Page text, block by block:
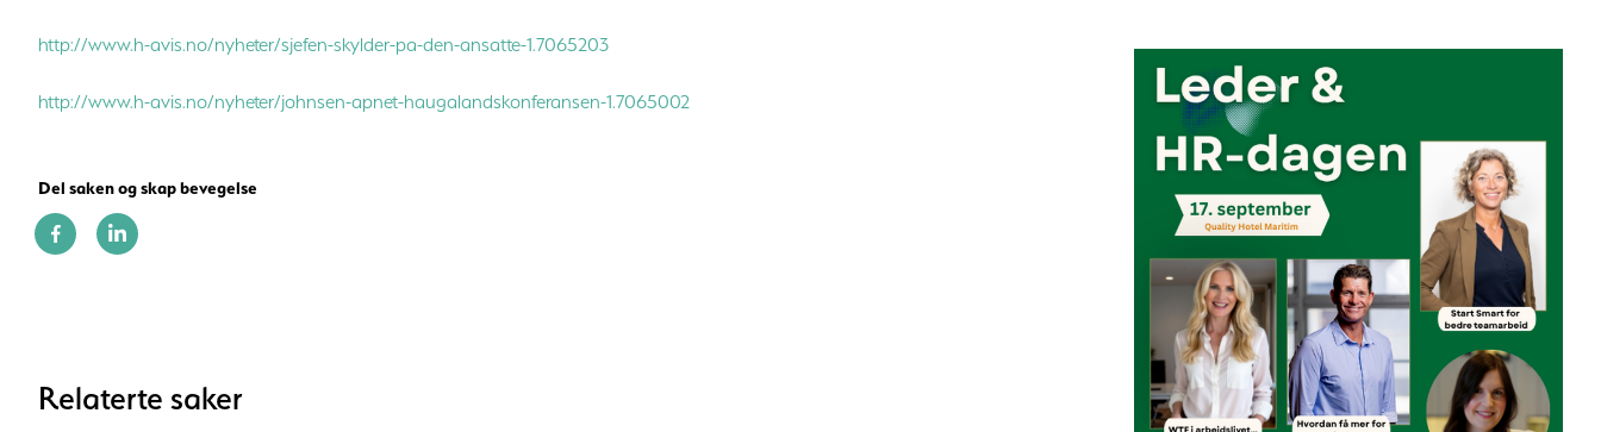
http://www.h-avis.no/nyheter/sjefen-skylder-pa-den-ansatte-1.7065203
http://www.h-avis.no/nyheter/johnsen-apnet-haugalandskonferansen-1.7065002
Del saken og skap bevegelse
Relaterte saker